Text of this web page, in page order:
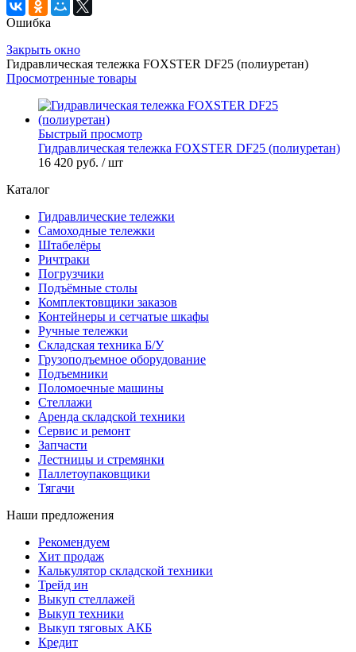
Ошибка
Закрыть окно
Гидравлическая тележка FOXSTER DF25 (полиуретан)
Просмотренные товары
Быстрый просмотр
Гидравлическая тележка FOXSTER DF25 (полиуретан)
16 420 руб. / шт
Каталог
Гидравлические тележки
Самоходные тележки
Штабелёры
Ричтраки
Погрузчики
Подъёмные столы
Комплектовщики заказов
Контейнеры и сетчатые шкафы
Ручные тележки
Складская техника Б/У
Грузоподъемное оборудование
Подъемники
Поломоечные машины
Стеллажи
Аренда складской техники
Сервис и ремонт
Запчасти
Лестницы и стремянки
Паллетоупаковщики
Тягачи
Наши предложения
Рекомендуем
Хит продаж
Калькулятор складской техники
Трейд ин
Выкуп стеллажей
Выкуп техники
Выкуп тяговых АКБ
Кредит